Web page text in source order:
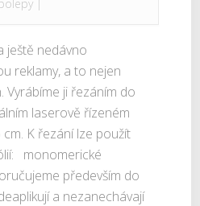
|
ještě nedávno
reklamy, a to nejen
Vyrábíme ji řezáním do
laserově řízeném
K řezání lze použít
monomerické
především do
a nezanechávají